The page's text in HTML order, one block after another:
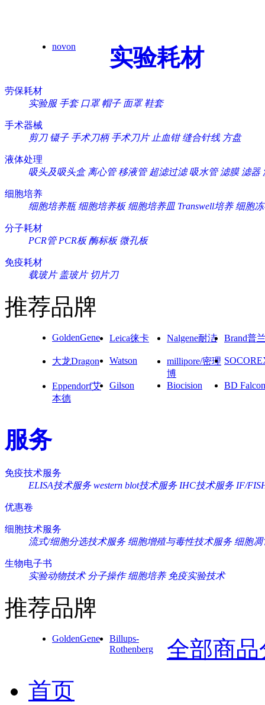
novon 实验耗材
劳保耗材
实验服 手套 口罩 帽子 面罩 鞋套
手术器械
剪刀 镊子 手术刀柄 手术刀片 止血钳 缝合针线 方盘
液体处理
吸头及吸头盒 离心管 移液管 超滤过滤 吸水管 滤膜 滤器
细胞培养
细胞培养瓶 细胞培养板 细胞培养皿 Transwell培养 细胞
分子耗材
PCR管 PCR板 酶标板 微孔板
免疫耗材
载玻片 盖玻片 切片刀
推荐品牌
GoldenGene Leica徕卡 Nalgene耐洁 Brand普
大龙Dragon Watson
millipore/密理
博
Eppendorf艾
本德
Gilson Biocision BD Falcon
服务
免疫技术服务
ELISA技术服务 western blot技术服务 IHC技术服务 IF/
优惠卷
细胞技术服务
流式/细胞分选技术服务 细胞增殖与毒性技术服务 细胞
生物电子书
实验动物技术 分子操作 细胞培养 免疫实验技术
推荐品牌
GoldenGene
Billups-
Rothenberg
全部商品
首页